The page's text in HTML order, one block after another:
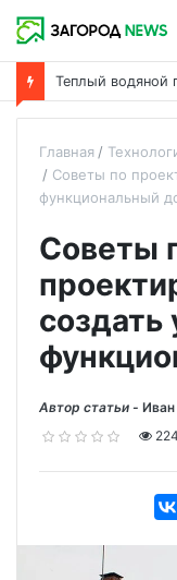
Теплый водяной
Главная
Советы по
функциональный
Советы
Автор статьи - Иван
224